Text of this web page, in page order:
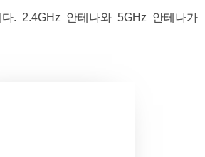
. 2.4GHz 안테나와 5GHz 안테나가